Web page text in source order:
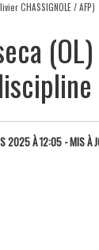
CHASSIGNOLE / AFP)
2025 À 12:05 - MIS À